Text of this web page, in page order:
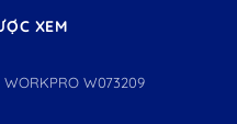
XEM
W073209